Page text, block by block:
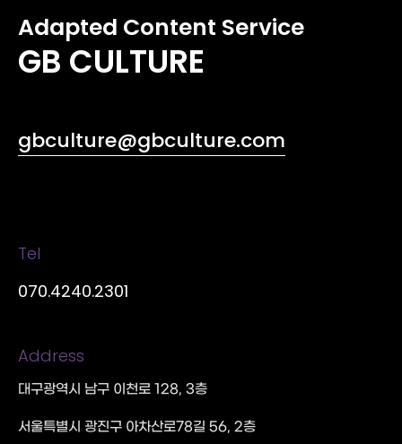
Adapted Content Service
GB CULTURE
gbculture@gbculture.com
Tel
070.4240.2301
Address
대구광역시 남구 이천로 128, 3층
서울특별시 광진구 아차산로78길 56, 2층